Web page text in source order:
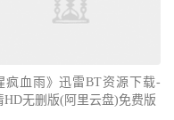
疯血雨》迅雷BT资源下载-
HD无删版(阿里云盘)免费版